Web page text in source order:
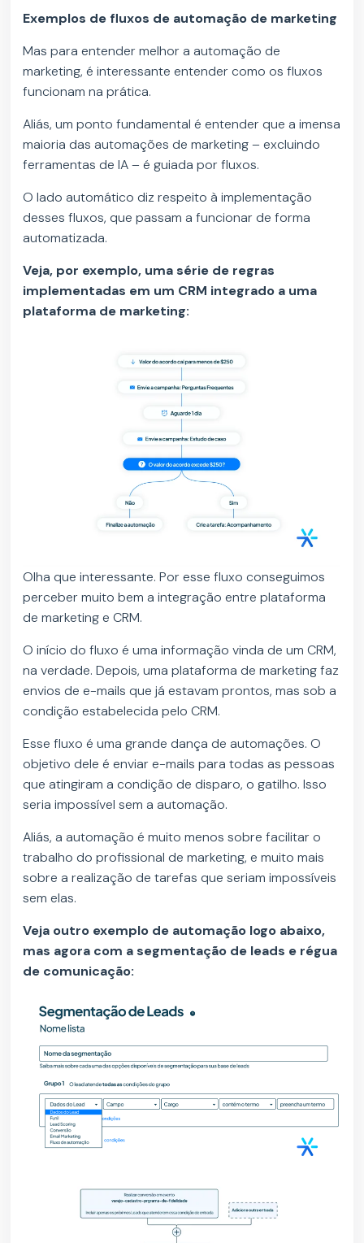
Exemplos de fluxos de automação de marketing
Mas para entender melhor a automação de
marketing, é interessante entender como os fluxos
funcionam na prática.
Aliás, um ponto fundamental é entender que a imensa
maioria das automações de marketing – excluindo
ferramentas de IA – é guiada por fluxos.
O lado automático diz respeito à implementação
desses fluxos, que passam a funcionar de forma
automatizada.
Veja, por exemplo, uma série de regras
implementadas em um CRM integrado a uma
plataforma de marketing:
Olha que interessante. Por esse fluxo conseguimos
perceber muito bem a integração entre plataforma
de marketing e CRM.
O início do fluxo é uma informação vinda de um CRM,
na verdade. Depois, uma plataforma de marketing faz
envios de e-mails que já estavam prontos, mas sob a
condição estabelecida pelo CRM.
Esse fluxo é uma grande dança de automações. O
objetivo dele é enviar e-mails para todas as pessoas
que atingiram a condição de disparo, o gatilho. Isso
seria impossível sem a automação.
Aliás, a automação é muito menos sobre facilitar o
trabalho do profissional de marketing, e muito mais
sobre a realização de tarefas que seriam impossíveis
sem elas.
Veja outro exemplo de automação logo abaixo,
mas agora com a segmentação de leads e régua
de comunicação: